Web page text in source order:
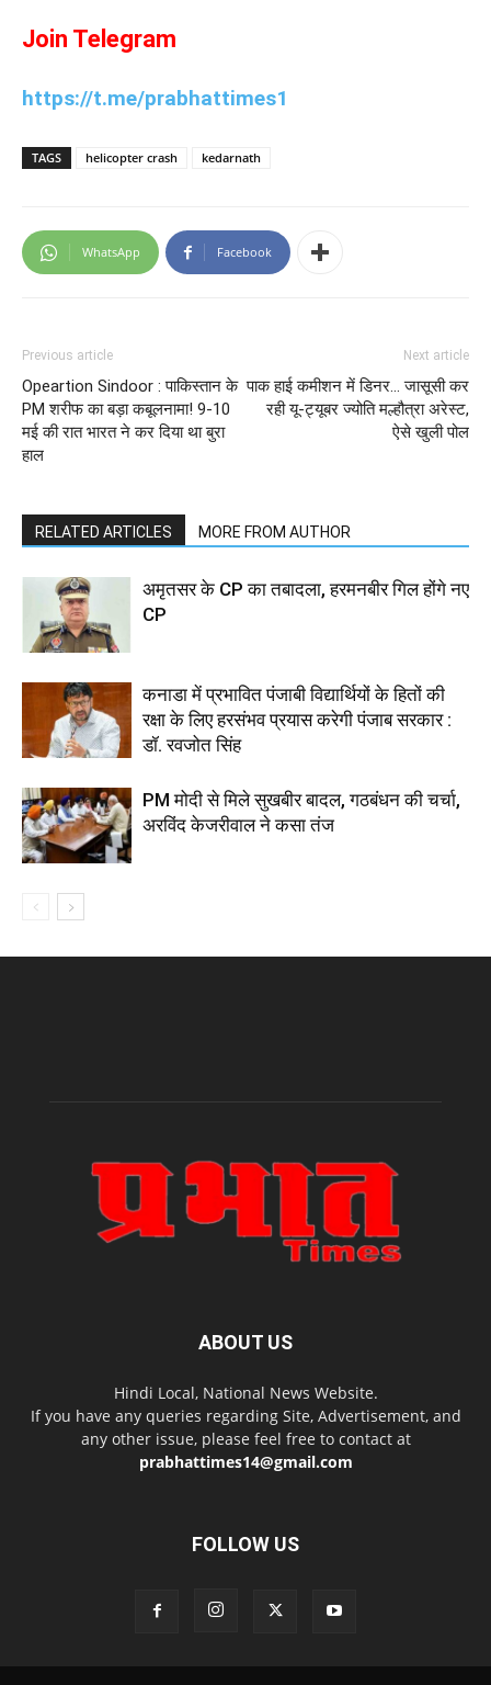
Join Telegram
https://t.me/prabhattimes1
TAGS helicopter crash kedarnath
WhatsApp Facebook
Previous article
Opeartion Sindoor : पाकिस्तान के
PM शरीफ का बड़ा कबूलनामा! 9-10
मई की रात भारत ने कर दिया था बुरा
हाल
Next article
पाक हाई कमीशन में डिनर… जासूसी कर
रही यू-ट्यूबर ज्योति मल्हौत्रा अरेस्ट,
ऐसे खुली पोल
RELATED ARTICLES MORE FROM AUTHOR
अमृतसर के CP का तबादला, हरमनबीर गिल होंगे नए
CP
कनाडा में प्रभावित पंजाबी विद्यार्थियों के हितों की
रक्षा के लिए हरसंभव प्रयास करेगी पंजाब सरकार :
डॉ. रवजोत सिंह
PM मोदी से मिले सुखबीर बादल, गठबंधन की चर्चा,
अरविंद केजरीवाल ने कसा तंज
ABOUT US
Hindi Local, National News Website.
If you have any queries regarding Site, Advertisement, and
any other issue, please feel free to contact at
prabhattimes14@gmail.com
FOLLOW US